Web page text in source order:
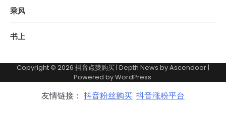
乘风
书上
Copyright © 2026 抖音点赞购买| Depth News byAscendoor|
Powered byWordPress.
友情链接： 抖音粉丝购买 抖音涨粉平台